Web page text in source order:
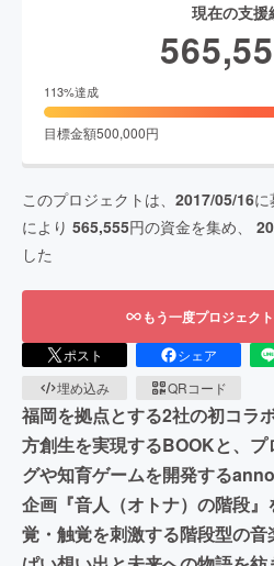
現在の支援
113%達成
目標金額500,000円
このプロジェクトは、 2017/05/16に
により 565,555円の資金を集め、
した
もう一度プロジェク
ポスト シェア
埋め込み
QRコード
福岡を拠点とする2社の初コラ
方創生を実現するBOOKと、
グや知育ゲームを開発する
企画『音人（オトナ）の階段
覚・触覚を刺激する階段型の